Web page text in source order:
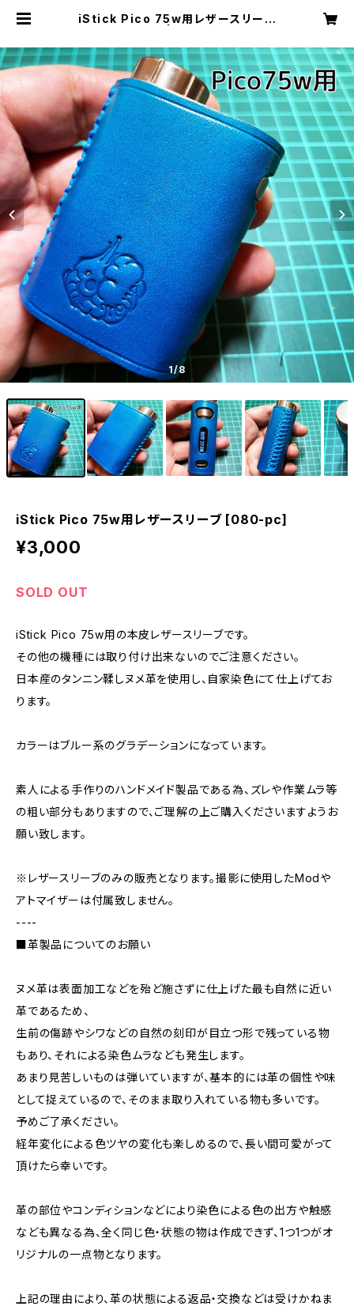
iStick Pico 75w用レザースリーブ
1/8
iStick Pico 75w用レザースリーブ [080-pc]
¥3,000
SOLD OUT
iStick Pico 75w用の本皮レザースリーブです。
その他の機種には取り付け出来ないのでご注意ください。
日本産のタンニン鞣しヌメ革を使用し、自家染色にて仕上げてお
ります。
カラーはブルー系のグラデーションになっています。
素人による手作りのハンドメイド製品である為、ズレや作業ムラ等
の粗い部分もありますので、ご理解の上ご購入くださいますようお
願い致します。
※レザースリーブのみの販売となります。撮影に使用したModや
アトマイザーは付属致しません。
----
■革製品についてのお願い
ヌメ革は表面加工などを殆ど施さずに仕上げた最も自然に近い
革であるため、
生前の傷跡やシワなどの自然の刻印が目立つ形で残っている物
もあり、それによる染色ムラなども発生します。
あまり見苦しいものは弾いていますが、基本的には革の個性や味
として捉えているので、そのまま取り入れている物も多いです。
予めご了承ください。
経年変化による色ツヤの変化も楽しめるので、長い間可愛がって
頂けたら幸いです。
革の部位やコンディションなどにより染色による色の出方や触感
なども異なる為、全く同じ色・状態の物は作成できず、1つ1つがオ
リジナルの一点物となります。
上記の理由により、革の状態による返品・交換などは受けかねま